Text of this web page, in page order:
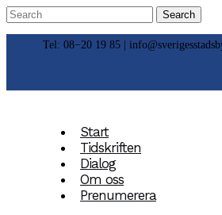
Tel: 08−20 19 85 |
Start
Tidskriften
Dialog
Om oss
Prenumerera